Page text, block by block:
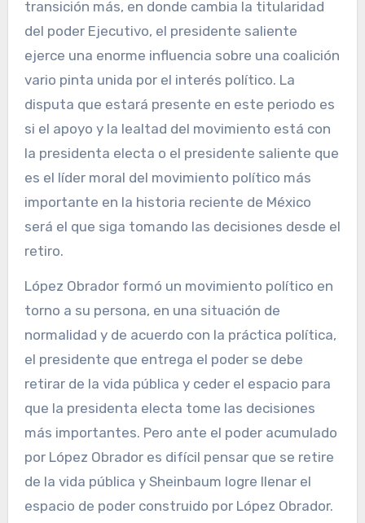
transición más, en donde cambia la titularidad
del poder Ejecutivo, el presidente saliente
ejerce una enorme influencia sobre una coalición
vario pinta unida por el interés político. La
disputa que estará presente en este periodo es
si el apoyo y la lealtad del movimiento está con
la presidenta electa o el presidente saliente que
es el líder moral del movimiento político más
importante en la historia reciente de México
será el que siga tomando las decisiones desde el
retiro.
López Obrador formó un movimiento político en
torno a su persona, en una situación de
normalidad y de acuerdo con la práctica política,
el presidente que entrega el poder se debe
retirar de la vida pública y ceder el espacio para
que la presidenta electa tome las decisiones
más importantes. Pero ante el poder acumulado
por López Obrador es difícil pensar que se retire
de la vida pública y Sheinbaum logre llenar el
espacio de poder construido por López Obrador.